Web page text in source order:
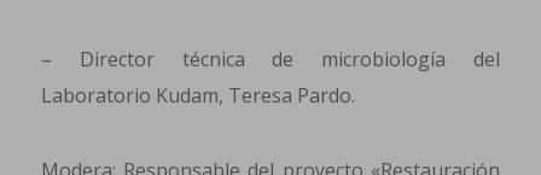
– Director técnica de microbiología del
Laboratorio Kudam, Teresa Pardo.